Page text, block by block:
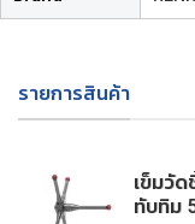
รายการสินค้า
เข็มวั
ทับทิม